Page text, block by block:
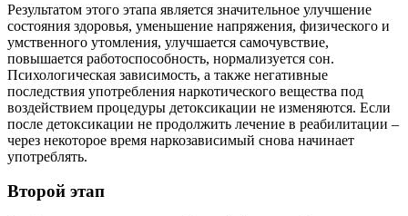
Результатом этого этапа является значительное улучшение
состояния здоровья, уменьшение напряжения, физического и
умственного утомления, улучшается самочувствие,
повышается работоспособность, нормализуется сон.
Психологическая зависимость, а также негативные
последствия употребления наркотического вещества под
воздействием процедуры детоксикации не изменяются. Если
после детоксикации не продолжить лечение в реабилитации –
через некоторое время наркозависимый снова начинает
употреблять.
Второй этап